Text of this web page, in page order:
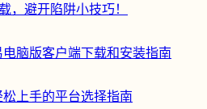
，避开陷阱小技巧！
脑版客户端下载和安装指南
上手的平台选择指南